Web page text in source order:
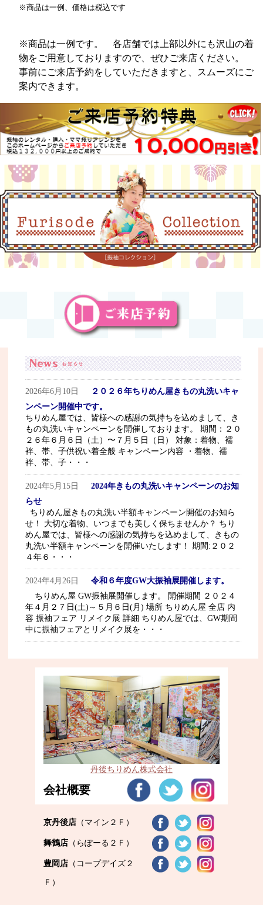
※商品は一例、価格は税込です
※商品は一例です。 各店舗では上部以外にも沢山の着
物をご用意しておりますので、ぜひご来店ください。
事前にご来店予約をしていただきますと、スムーズにご
案内できます。
2026年6月10日
２０２６年ちりめん屋きもの丸洗いキャ
ンペーン開催中です。
ちりめん屋では、皆様への感謝の気持ちを込めまして、き
もの丸洗いキャンペーンを開催しております。 期間：２０
２６年６月６日（土）〜７月５日（日） 対象：着物、襦
袢、帯、子供祝い着全般 キャンペーン内容 ・着物、襦
袢、帯、子・・・
2024年5月15日
2024年きもの丸洗いキャンペーンのお知
らせ
ちりめん屋きもの丸洗い半額キャンペーン開催のお知ら
せ！ 大切な着物、いつまでも美しく保ちませんか？ ちり
めん屋では、皆様への感謝の気持ちを込めまして、きもの
丸洗い半額キャンペーンを開催いたします！ 期間:２０２
４年６・・・
2024年4月26日
令和６年度GW大振袖展開催します。
ちりめん屋 GW振袖展開催します。 開催期間 ２０２４
年４月２７日(土)～５月６日(月) 場所 ちりめん屋 全店 内
容 振袖フェア リメイク展 詳細 ちりめん屋では、GW期間
中に振袖フェアとリメイク展を・・・
丹後ちりめん株式会社
会社概要
京丹後店 （マイン２Ｆ）
舞鶴店 （らぽーる２Ｆ）
豊岡店 （コープデイズ２
Ｆ）